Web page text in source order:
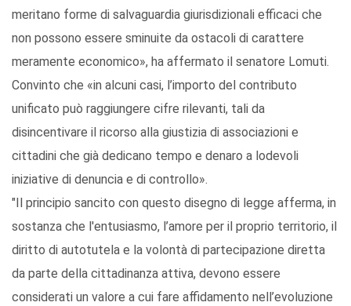
meritano forme di salvaguardia giurisdizionali efficaci che
non possono essere sminuite da ostacoli di carattere
meramente economico», ha affermato il senatore Lomuti.
Convinto che «in alcuni casi, l’importo del contributo
unificato può raggiungere cifre rilevanti, tali da
disincentivare il ricorso alla giustizia di associazioni e
cittadini che già dedicano tempo e denaro a lodevoli
iniziative di denuncia e di controllo».
"Il principio sancito con questo disegno di legge afferma, in
sostanza che l'entusiasmo, l’amore per il proprio territorio, il
diritto di autotutela e la volontà di partecipazione diretta
da parte della cittadinanza attiva, devono essere
considerati un valore a cui fare affidamento nell’evoluzione